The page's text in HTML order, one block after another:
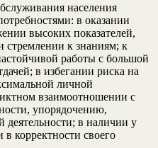
населения
в оказании
высоких показателей,
стремлении к знаниям; к
работы с большой
в избегании риска на
личной
взаимоотношении с
упорядочению,
деятельности; в наличии у
корректности своего